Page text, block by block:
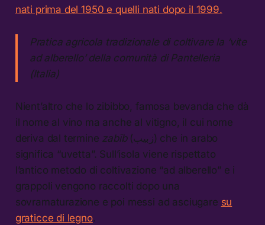
nati prima del 1950 e quelli nati dopo il 1999.
Pratica agricola tradizionale di coltivare la ‘vite
ad alberello’ della comunità di Pantelleria
(Italia)
Nient’altro che lo zibibbo, famosa bevanda che dà
il nome al vino ma anche al vitigno, il cui nome
deriva dal termine zabīb(زبيب) che in arabo
significa “uvetta”. Sull’isola viene rispettato
l’antico metodo di coltivazione “ad alberello” e i
grappoli vengono raccolti dopo una
sovramaturazione e poi messi ad asciugare su
graticce di legno.